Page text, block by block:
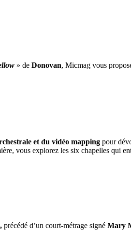
» de Donovan, Micmag vous
et du vidéo mapping pour
vous explorez les six chapelles qui
précédé d’un court-métrage signé Mary